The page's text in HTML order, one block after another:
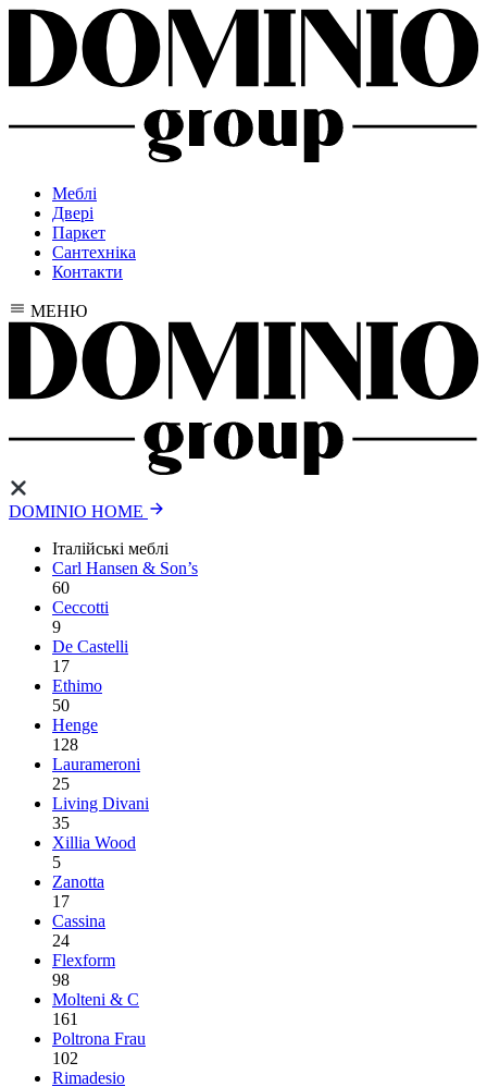
Меблі
Двері
Паркет
Сантехніка
Контакти
МЕНЮ
DOMINIO HOME
Італійські меблі
Carl Hansen & Son’s
60
Ceccotti
9
De Castelli
17
Ethimo
50
Henge
128
Laurameroni
25
Living Divani
35
Xillia Wood
5
Zanotta
17
Cassina
24
Flexform
98
Molteni & C
161
Poltrona Frau
102
Rimadesio